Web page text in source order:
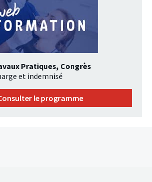
Pratiques, Congrès
et indemnisé
le programme